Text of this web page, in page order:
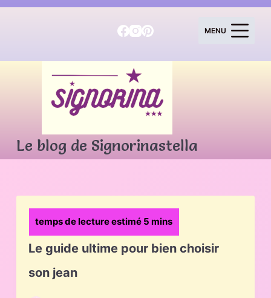
n
MENU
Le blog de Signorinastella
Le guide ultime pour bien choisir
son jean